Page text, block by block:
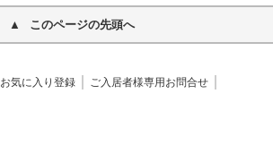
このページの先頭へ
お気に入り登録
ご入居者様専用お問合せ